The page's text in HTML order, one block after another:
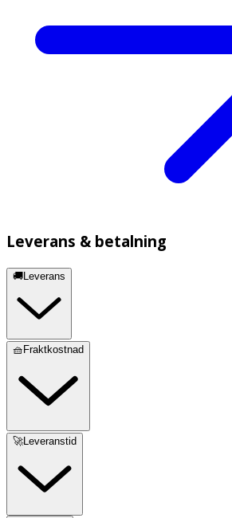
Leverans & betalning
🚚Leverans
🧺Fraktkostnad
🚀Leveranstid